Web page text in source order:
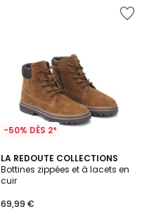
-50% DÈS 2*
LA REDOUTE COLLECTIONS
Bottines zippées et à lacets en
cuir
69,99 €
4,9
/ 5
2
Couleurs